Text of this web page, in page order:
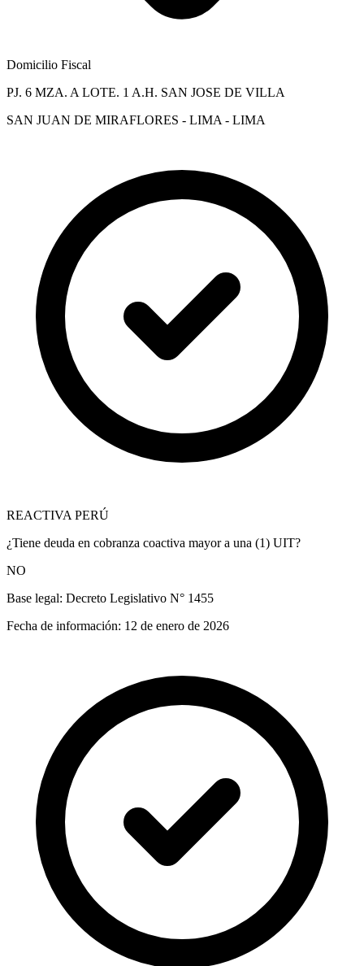
Domicilio Fiscal
PJ. 6 MZA. A LOTE. 1 A.H. SAN JOSE DE VILLA
SAN JUAN DE MIRAFLORES - LIMA - LIMA
REACTIVA PERÚ
¿Tiene deuda en cobranza coactiva mayor a una (1) UIT?
NO
Base legal: Decreto Legislativo N° 1455
Fecha de información: 12 de enero de 2026